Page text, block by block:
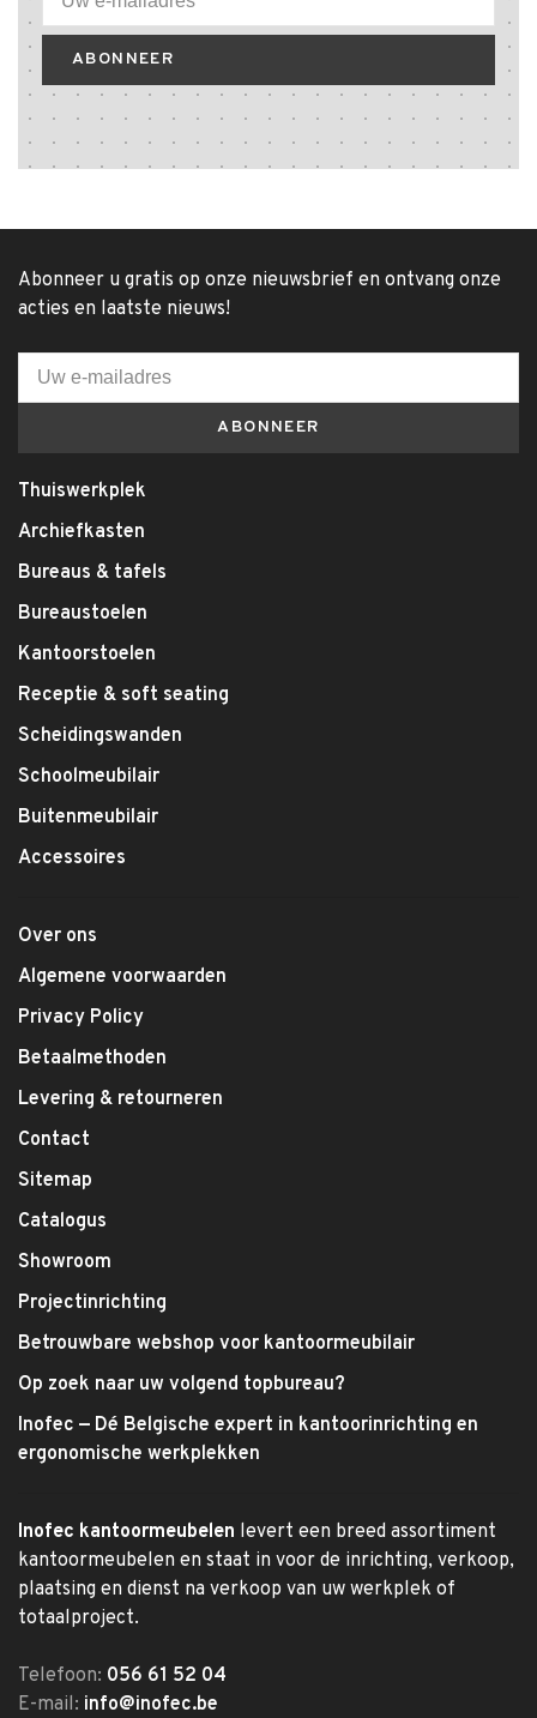
ABONNEER
Abonneer u gratis op onze nieuwsbrief en ontvang onze
acties en laatste nieuws!
ABONNEER
Thuiswerkplek
Archiefkasten
Bureaus & tafels
Bureaustoelen
Kantoorstoelen
Receptie & soft seating
Scheidingswanden
Schoolmeubilair
Buitenmeubilair
Accessoires
Over ons
Algemene voorwaarden
Privacy Policy
Betaalmethoden
Levering & retourneren
Contact
Sitemap
Catalogus
Showroom
Projectinrichting
Betrouwbare webshop voor kantoormeubilair
Op zoek naar uw volgend topbureau?
Inofec — Dé Belgische expert in kantoorinrichting en
ergonomische werkplekken
Inofec kantoormeubelen levert een breed assortiment
kantoormeubelen en staat in voor de inrichting, verkoop,
plaatsing en dienst na verkoop van uw werkplek of
totaalproject.
Telefoon: 056 61 52 04
E-mail: info@inofec.be